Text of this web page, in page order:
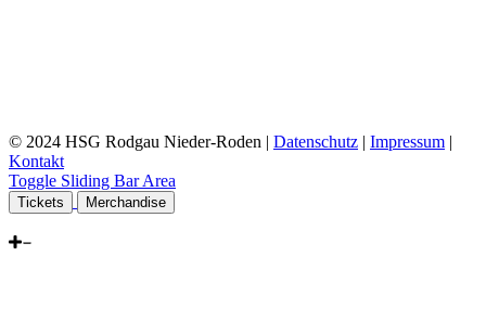
© 2024 HSG Rodgau Nieder-Roden | Datenschutz | Impressum |
Kontakt
Toggle Sliding Bar Area
Tickets Merchandise